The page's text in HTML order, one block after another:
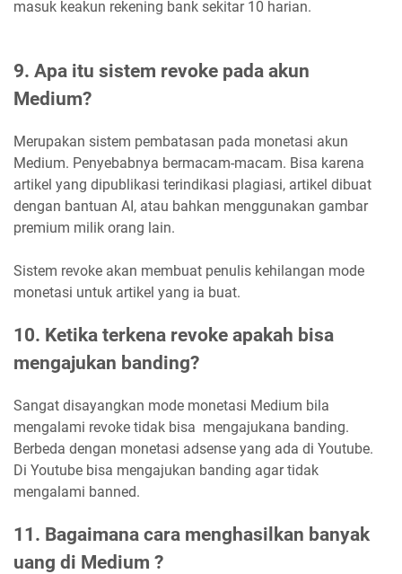
masuk keakun rekening bank sekitar 10 harian.
9. Apa itu sistem revoke pada akun
Medium?
Merupakan sistem pembatasan pada monetasi akun
Medium. Penyebabnya bermacam-macam. Bisa karena
artikel yang dipublikasi terindikasi plagiasi, artikel dibuat
dengan bantuan AI, atau bahkan menggunakan gambar
premium milik orang lain.
Sistem revoke akan membuat penulis kehilangan mode
monetasi untuk artikel yang ia buat.
10. Ketika terkena revoke apakah bisa
mengajukan banding?
Sangat disayangkan mode monetasi Medium bila
mengalami revoke tidak bisa mengajukana banding.
Berbeda dengan monetasi adsense yang ada di Youtube.
Di Youtube bisa mengajukan banding agar tidak
mengalami banned.
11. Bagaimana cara menghasilkan banyak
uang di Medium ?